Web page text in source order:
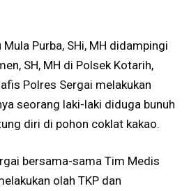
Purba, SHi, MH didampingi
SH, MH di Polsek Kotarih,
Polres Sergai melakukan
seorang laki-laki diduga bunuh
diri di pohon coklat kakao.
bersama-sama Tim Medis
olah TKP dan